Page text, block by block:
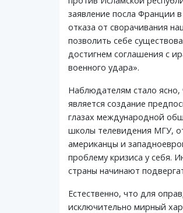
заявление посла Франции
отказа от сворачивания
позволить себе
достигнем соглашения с
военного удара».
Наблюдателям стало ясно,
является создание
глазах международной
школы телевидения МГУ,
американцы и
проблему кризиса у себя.
страны начинают
Естественно, что для
исключительно мирный